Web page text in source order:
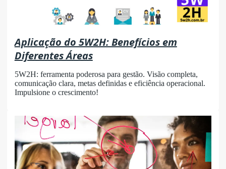
Aplicação do 5W2H: Benefícios em
Diferentes Áreas
5W2H: ferramenta poderosa para gestão. Visão completa,
comunicação clara, metas definidas e eficiência operacional.
Impulsione o crescimento!